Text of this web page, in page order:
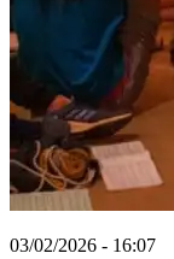
03/02/2026 - 16:07